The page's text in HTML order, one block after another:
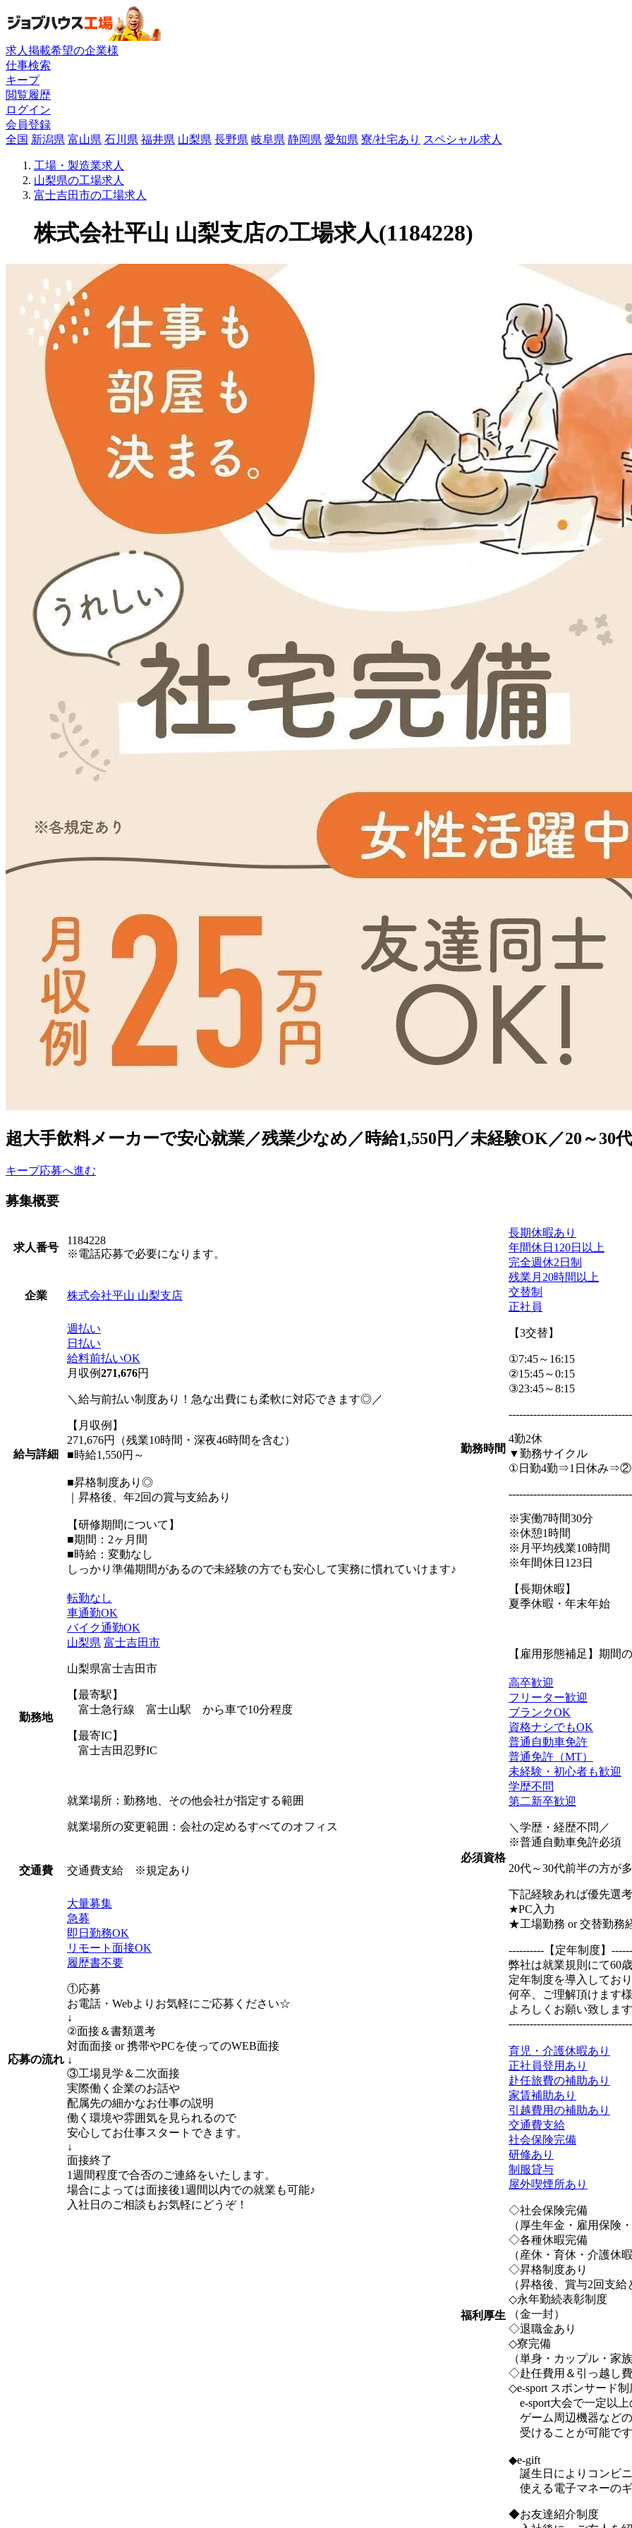
求人掲載希望の企業様
仕事検索
キープ
閲覧履歴
ログイン
会員登録
全国 新潟県 富山県 石川県 福井県 山梨県 長野県 岐阜県 静岡県 愛知県 寮/社宅あり スペシャル求人
工場・製造業求人
山梨県の工場求人
富士吉田市の工場求人
株式会社平山 山梨支店の工場求人(1184228)
超大手飲料メーカーで安心就業／残業少なめ／時給1,550円／未経験OK／20～30
キープ応募へ進む
募集概要
求人番号
1184228
※電話応募で必要になります。
企業 株式会社平山 山梨支店
給与詳細
週払い
日払い
給料前払いOK
月収例271,676円
＼給与前払い制度あり！急な出費にも柔軟に対応できます◎／
【月収例】
271,676円（残業10時間・深夜46時間を含む）
■時給1,550円～
■昇格制度あり◎
｜昇格後、年2回の賞与支給あり
【研修期間について】
■期間：2ヶ月間
■時給：変動なし
しっかり準備期間があるので未経験の方でも安心して実務に慣れていけます♪
勤務地
転勤なし
車通勤OK
バイク通勤OK
山梨県 富士吉田市
山梨県富士吉田市
【最寄駅】
富士急行線 富士山駅 から車で10分程度
【最寄IC】
富士吉田忍野IC
就業場所：勤務地、その他会社が指定する範囲
就業場所の変更範囲：会社の定めるすべてのオフィス
交通費 交通費支給 ※規定あり
応募の流れ
大量募集
急募
即日勤務OK
リモート面接OK
履歴書不要
①応募
お電話・Webよりお気軽にご応募ください☆
↓
②面接＆書類選考
対面面接 or 携帯やPCを使ってのWEB面接
↓
③工場見学＆二次面接
実際働く企業のお話や
配属先の細かなお仕事の説明
働く環境や雰囲気を見られるので
安心してお仕事スタートできます。
↓
面接終了
1週間程度で合否のご連絡をいたします。
場合によっては面接後1週間以内での就業も可能♪
入社日のご相談もお気軽にどうぞ！
勤務時間
長期休暇あり
年間休日120日以上
完全週休2日制
残業月20時間以上
交替制
正社員
【3交替】
①7:45～16:15
②15:45～0:15
③23:45～8:15
4勤2休
▼勤務サイクル
①日勤4勤⇒1日休み⇒②
※実働7時間30分
※休憩1時間
※月平均残業10時間
※年間休日123日
【長期休暇】
夏季休暇・年末年始
【雇用形態補足】期間
必須資格
高卒歓迎
フリーター歓迎
ブランクOK
資格ナシでもOK
普通自動車免許
普通免許（MT）
未経験・初心者も歓迎
学歴不問
第二新卒歓迎
＼学歴・経歴不問／
※普通自動車免許必須
20代～30代前半の方が
下記経験あれば優先選
★PC入力
★工場勤務 or 交替勤務
----------【定年制度】
弊社は就業規則にて60
定年制度を導入しており
何卒、ご理解頂けます様
よろしくお願い致します
福利厚生
育児・介護休暇あり
正社員登用あり
赴任旅費の補助あり
家賃補助あり
引越費用の補助あり
交通費支給
社会保険完備
研修あり
制服貸与
屋外喫煙所あり
◇社会保険完備
（厚生年金・雇用保険
◇各種休暇完備
（産休・育休・介護休
◇昇格制度あり
（昇格後、賞与2回支給
◇永年勤続表彰制度
（金一封）
◇退職金あり
◇寮完備
（単身・カップル・家
◇赴任費用＆引っ越し費
◇e-sport スポンサード制
e-sport大会で一定以
ゲーム周辺機器など
受けることが可能です
◆e-gift
誕生日によりコンビ
使える電子マネーの
◆お友達紹介制度